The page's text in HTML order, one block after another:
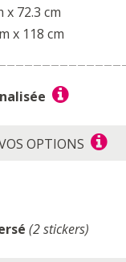
x 72.3 cm
x 118 cm
OPTIONS
(2 stickers)